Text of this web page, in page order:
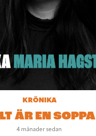
KRÖNIKA
ÄR EN SOPPA
4 månader sedan